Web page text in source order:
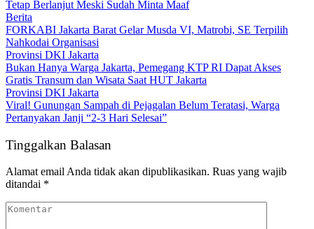
Tetap Berlanjut Meski Sudah Minta Maaf
Berita
FORKABI Jakarta Barat Gelar Musda VI, Matrobi, SE Terpilih
Nahkodai Organisasi
Provinsi DKI Jakarta
Bukan Hanya Warga Jakarta, Pemegang KTP RI Dapat Akses
Gratis Transum dan Wisata Saat HUT Jakarta
Provinsi DKI Jakarta
Viral! Gunungan Sampah di Pejagalan Belum Teratasi, Warga
Pertanyakan Janji “2-3 Hari Selesai”
Tinggalkan Balasan
Alamat email Anda tidak akan dipublikasikan. Ruas yang wajib
ditandai *